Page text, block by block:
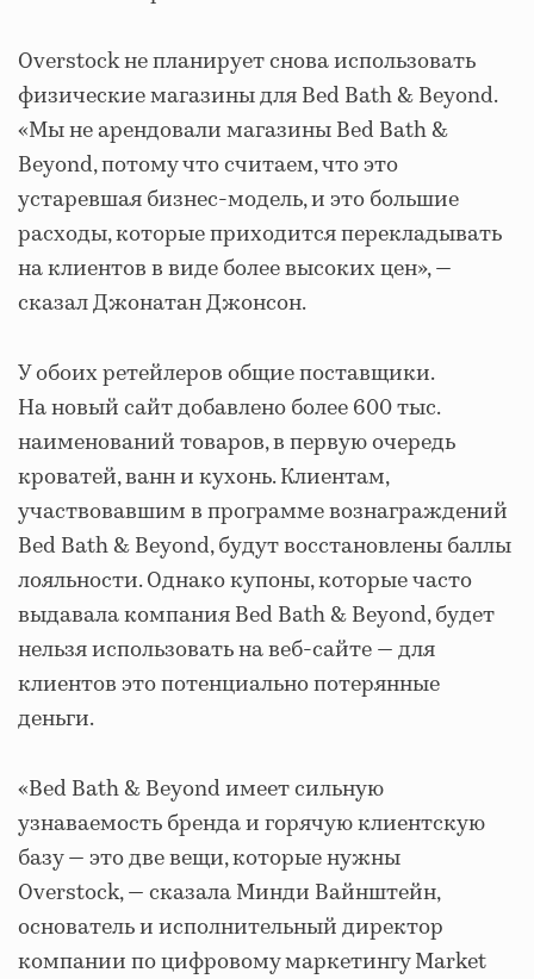
Overstock не планирует снова использовать
физические магазины для Bed Bath & Beyond.
«Мы не арендовали магазины Bed Bath &
Beyond, потому что считаем, что это
устаревшая бизнес-модель, и это большие
расходы, которые приходится перекладывать
на клиентов в виде более высоких цен», —
сказал Джонатан Джонсон.
У обоих ретейлеров общие поставщики.
На новый сайт добавлено более 600 тыс.
наименований товаров, в первую очередь
кроватей, ванн и кухонь. Клиентам,
участвовавшим в программе вознаграждений
Bed Bath & Beyond, будут восстановлены баллы
лояльности. Однако купоны, которые часто
выдавала компания Bed Bath & Beyond, будет
нельзя использовать на веб-сайте — для
клиентов это потенциально потерянные
деньги.
«Bed Bath & Beyond имеет сильную
узнаваемость бренда и горячую клиентскую
базу — это две вещи, которые нужны
Overstock, — сказала Минди Вайнштейн,
основатель и исполнительный директор
компании по цифровому маркетингу Market